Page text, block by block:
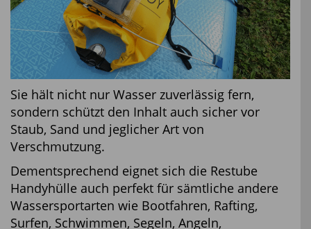
Sie hält nicht nur Wasser zuverlässig fern,
sondern schützt den Inhalt auch sicher vor
Staub, Sand und jeglicher Art von
Verschmutzung.
Dementsprechend eignet sich die Restube
Handyhülle auch perfekt für sämtliche andere
Wassersportarten wie Bootfahren, Rafting,
Surfen, Schwimmen, Segeln, Angeln,